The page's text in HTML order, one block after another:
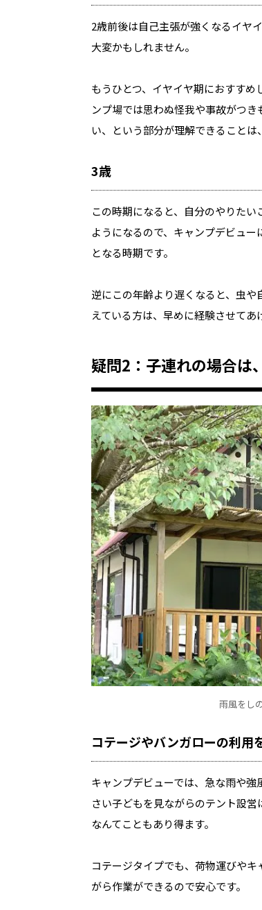
2歳前後は自己主張が強くなるイヤ
大変かもしれません。
もうひとつ、イヤイヤ期におすす
ンプ場では思わぬ怪我や事故がつ
い、という部分が理解できることは
3歳
この時期になると、自分のやりた
ようになるので、キャンプデビュ
となる時期です。
逆にこの年齢より遅くなると、虫
えている方は、早めに経験させてあ
疑問2：子連れの場合は
雨風をし
コテージやバンガローの利用
キャンプデビューでは、急な雨や
さい子どもを見ながらのテント設営
なんてこともあり得ます。
コテージタイプでも、荷物運びや
がら作業ができるので安心です。